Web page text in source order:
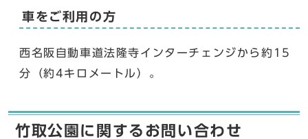
車をご利用の方
西名阪自動車道法隆寺インターチェンジから約15
分（約4キロメートル）。
竹取公園に関するお問い合わせ